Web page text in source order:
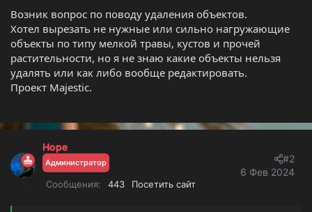
м
ы
а
л
а
Возник вопрос по поводу удаления объектов.
Хотел вырезать не нужные или сильно нагружающие
объекты по типу мелкой травы, кустов и прочей
растительности, но я не знаю какие объекты нельзя
удалять или как либо вообще редактировать.
Проект Majestic.
Hope
Администратор
Сообщения 443 Посетить сайт
6 Фев 2024
#2